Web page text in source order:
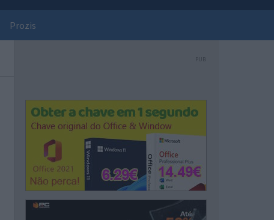
Prozis
PUB